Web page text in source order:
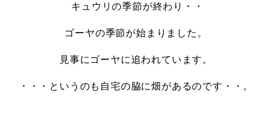
キュウリの季節が終わり・・
ゴーヤの季節が始まりました。
見事にゴーヤに追われています。
・・・というのも自宅の脇に畑があるのです・・。